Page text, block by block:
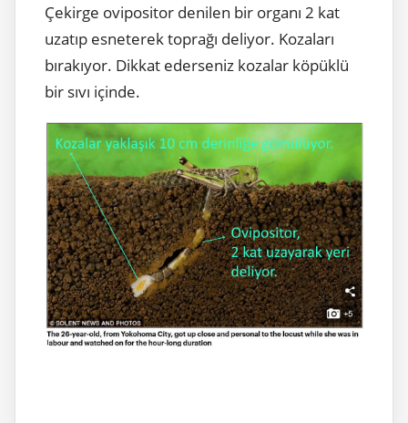
Çekirge ovipositor denilen bir organı 2 kat
uzatıp esneterek toprağı deliyor. Kozaları
bırakıyor. Dikkat ederseniz kozalar köpüklü
bir sıvı içinde.